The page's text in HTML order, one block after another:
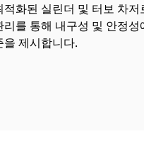
적화된 실린더 및 터보 차저
리를 통해 내구성 및 안정성
을 제시합니다.